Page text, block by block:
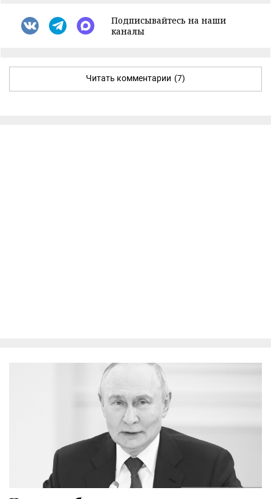
Подписывайтесь на наши
каналы
Читать комментарии (7)